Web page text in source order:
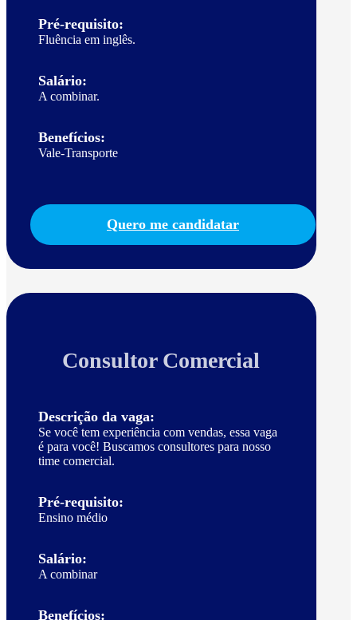
Pré-requisito:
Fluência em inglês.
Salário:
A combinar.
Benefícios:
Vale-Transporte
Quero me candidatar
Consultor Comercial
Descrição da vaga:
Se você tem experiência com vendas, essa vaga
é para você! Buscamos consultores para nosso
time comercial.
Pré-requisito:
Ensino médio
Salário:
A combinar
Benefícios: